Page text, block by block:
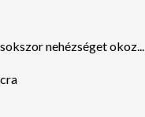
nehézséget okoz...